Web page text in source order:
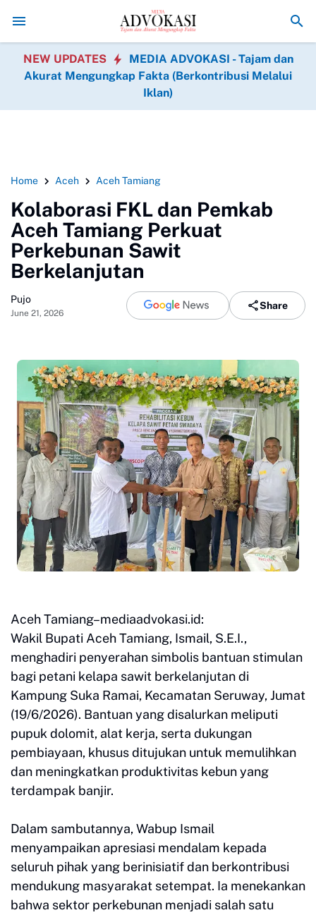
Asintel Satlap Tricakti Beri Penjelasan Terkait
NEW UPDATES
MEDIA ADVOKASI - Tajam dan
Akurat Mengungkap Fakta (Berkontribusi Melalui
Iklan)
Home Aceh Aceh Tamiang
Kolaborasi FKL dan Pemkab
Aceh Tamiang Perkuat
Perkebunan Sawit
Berkelanjutan
Pujo
June 21, 2026
Share
Aceh Tamiang–mediaadvokasi.id:
Wakil Bupati Aceh Tamiang, Ismail, S.E.I.,
menghadiri penyerahan simbolis bantuan stimulan
bagi petani kelapa sawit berkelanjutan di
Kampung Suka Ramai, Kecamatan Seruway, Jumat
(19/6/2026). Bantuan yang disalurkan meliputi
pupuk dolomit, alat kerja, serta dukungan
pembiayaan, khusus ditujukan untuk memulihkan
dan meningkatkan produktivitas kebun yang
terdampak banjir.
Dalam sambutannya, Wabup Ismail
menyampaikan apresiasi mendalam kepada
seluruh pihak yang berinisiatif dan berkontribusi
mendukung masyarakat setempat. Ia menekankan
bahwa sektor perkebunan menjadi salah satu